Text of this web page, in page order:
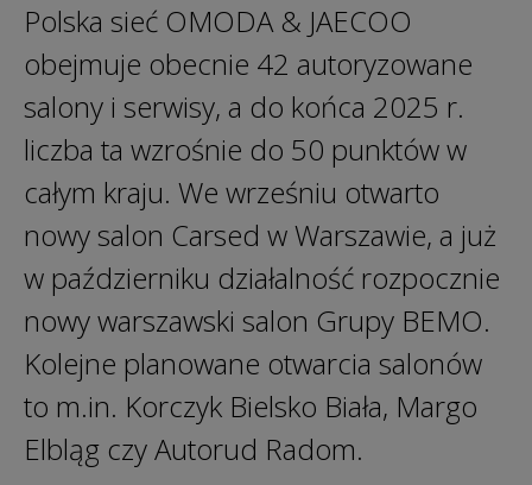
Polska sieć OMODA & JAECOO
obejmuje obecnie 42 autoryzowane
salony i serwisy, a do końca 2025 r.
liczba ta wzrośnie do 50 punktów w
całym kraju. We wrześniu otwarto
nowy salon Carsed w Warszawie, a już
w październiku działalność rozpocznie
nowy warszawski salon Grupy BEMO.
Kolejne planowane otwarcia salonów
to m.in. Korczyk Bielsko Biała, Margo
Elbląg czy Autorud Radom.